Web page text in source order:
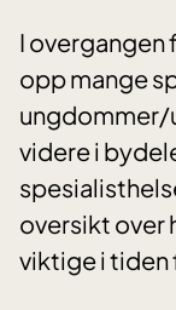
I overgangen
opp mange
ungdommer/
videre i
oversikt over
viktige i tiden